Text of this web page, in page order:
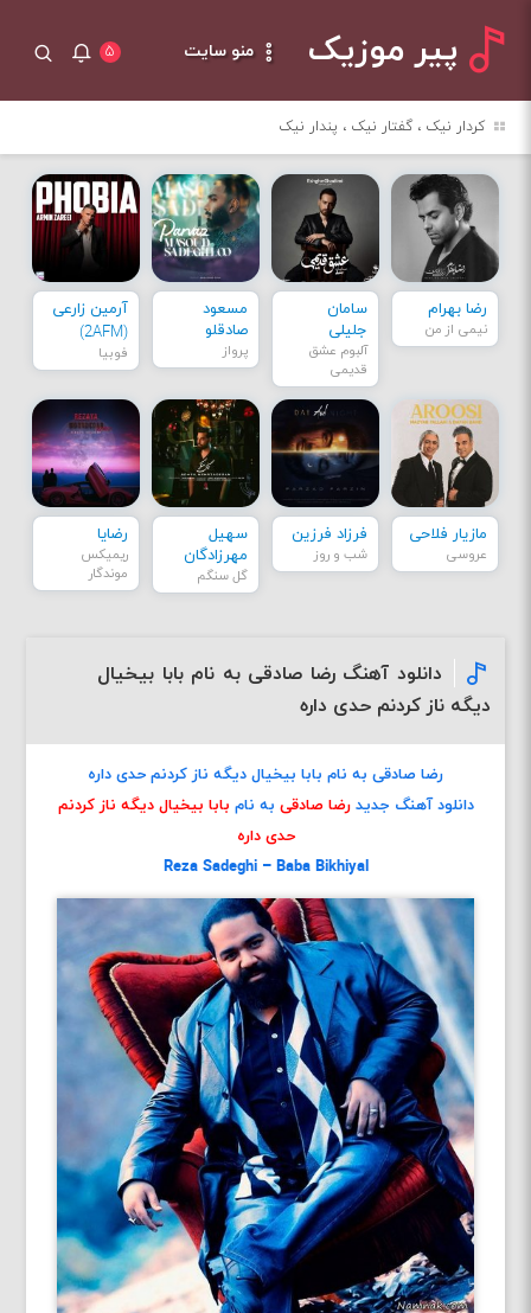
پیر موزیک منو سایت ۵
کردار نیک ، گفتار نیک ، پندار نیک
رضا بهرام
نیمی از من
سامان
جلیلی
آلبوم عشق
قدیمی
مسعود
صادقلو
پرواز
آرمین زارعی
(2AFM)
فوبیا
مازیار فلاحی
عروسی
فرزاد فرزین
شب و روز
سهیل
مهرزادگان
گل سنگم
رضایا
ریمیکس
موندگار
دانلود آهنگ رضا صادقی به نام بابا بیخیال
دیگه ناز کردنم حدی داره
رضا صادقی به نام بابا بیخیال دیگه ناز کردنم حدی داره
دانلود آهنگ جدید رضا صادقی به نام بابا بیخیال دیگه ناز کردنم
حدی داره
Reza Sadeghi – Baba Bikhiyal